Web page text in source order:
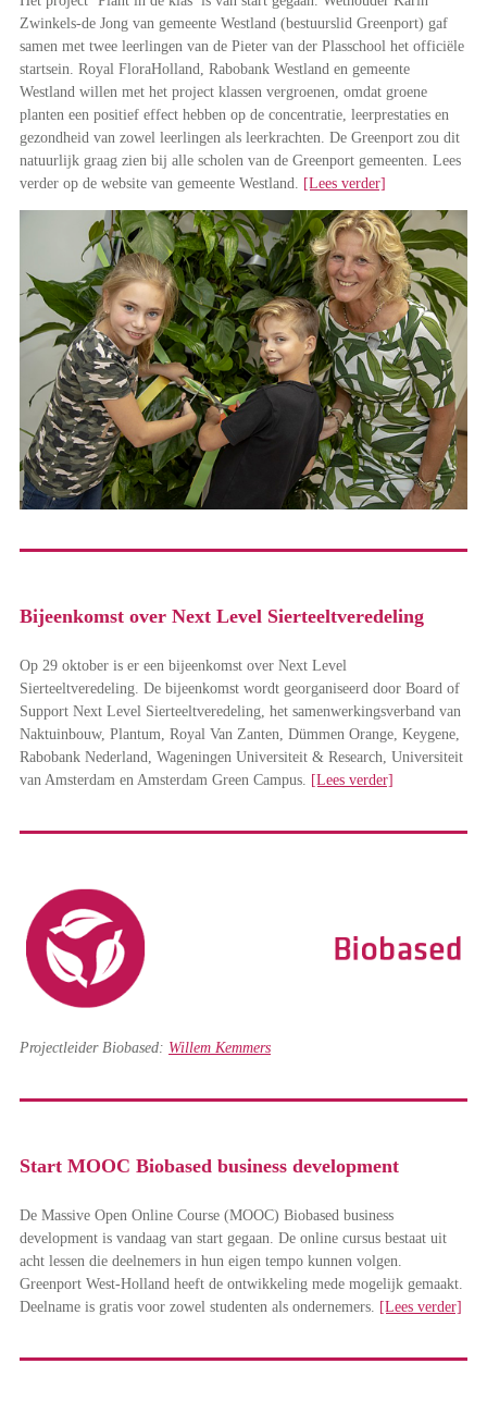
Zwinkels-de Jong van gemeente Westland (bestuurslid Greenport) gaf
samen met twee leerlingen van de Pieter van der Plasschool het officiële
startsein. Royal FloraHolland, Rabobank Westland en gemeente
Westland willen met het project klassen vergroenen, omdat groene
planten een positief effect hebben op de concentratie, leerprestaties en
gezondheid van zowel leerlingen als leerkrachten. De Greenport zou dit
natuurlijk graag zien bij alle scholen van de Greenport gemeenten. Lees
verder op de website van gemeente Westland. [Lees verder]
Bijeenkomst over Next Level Sierteeltveredeling
Op 29 oktober is er een bijeenkomst over Next Level
Sierteeltveredeling. De bijeenkomst wordt georganiseerd door Board of
Support Next Level Sierteeltveredeling, het samenwerkingsverband van
Naktuinbouw, Plantum, Royal Van Zanten, Dümmen Orange, Keygene,
Rabobank Nederland, Wageningen Universiteit & Research, Universiteit
van Amsterdam en Amsterdam Green Campus. [Lees verder]
Projectleider Biobased: Willem Kemmers
Start MOOC Biobased business development
De Massive Open Online Course (MOOC) Biobased business
development is vandaag van start gegaan. De online cursus bestaat uit
acht lessen die deelnemers in hun eigen tempo kunnen volgen.
Greenport West-Holland heeft de ontwikkeling mede mogelijk gemaakt.
Deelname is gratis voor zowel studenten als ondernemers. [Lees verder]